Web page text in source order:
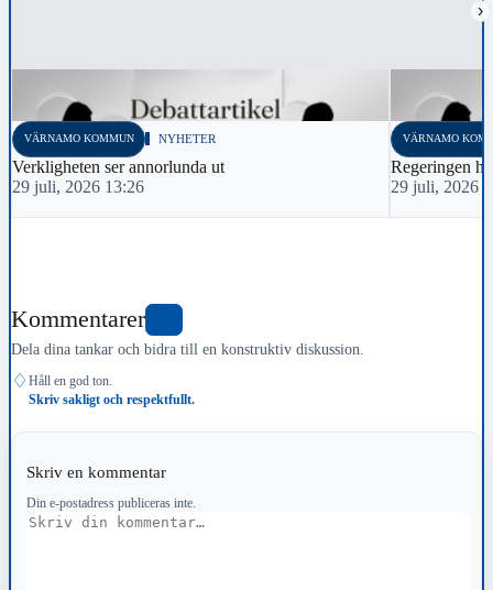
›
VÄRNAMO KOMMUN NYHETER
Verkligheten ser annorlunda ut
29 juli, 2026 13:26
VÄRNAMO
Regeringen
29 juli, 2026
Kommentarer
Dela dina tankar och bidra till en konstruktiv diskussion.
♢ Håll en god ton.
Skriv sakligt och respektfullt.
Skriv en kommentar
Din e-postadress publiceras inte.
Kommentar